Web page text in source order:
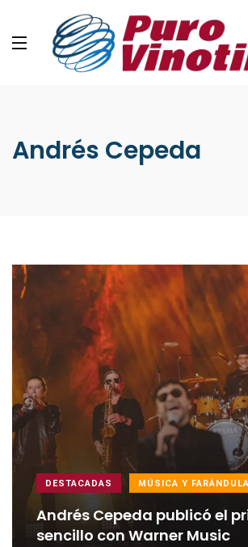
Andrés Cepeda
DESTACADAS MÚSICA Y FARÁNDULA
Andrés Cepeda publicó el
sencillo con Warner Music